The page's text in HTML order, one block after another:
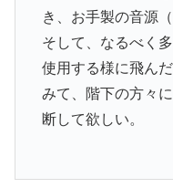
き、お手製の音源
そして、なるべく
使用する様に飛ん
みて、階下の方々
断して欲しい。